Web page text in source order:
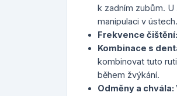
k zadním zubům.
manipulaci v ústech.
Frekvence čištění:
Kombinace s
kombinovat tuto
během žvýkání.
Odměny a chvála: